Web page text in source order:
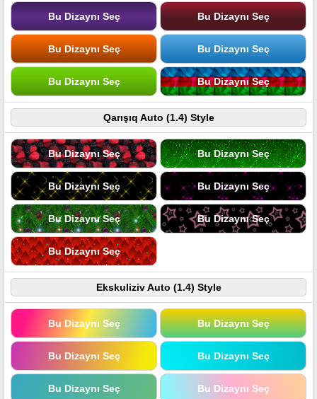
Bu Dizaynı Seç Bu Dizaynı Seç
Bu Dizaynı Seç Bu Dizaynı Seç
Bu Dizaynı Seç Bu Dizaynı Seç
Qarışıq Auto (1.4) Style
Bu Dizaynı Seç Bu Dizaynı Seç
Bu Dizaynı Seç Bu Dizaynı Seç
Bu Dizaynı Seç Bu Dizaynı Seç
Bu Dizaynı Seç
Ekskuliziv Auto (1.4) Style
Bu Dizaynı Seç Bu Dizaynı Seç
Bu Dizaynı Seç Bu Dizaynı Seç
Bu Dizaynı Seç Bu Dizaynı Seç